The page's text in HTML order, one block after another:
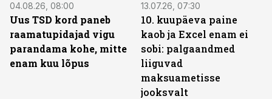
04.08.26, 08:00
Uus TSD kord paneb
raamatupidajad vigu
parandama kohe, mitte
enam kuu lõpus
13.07.26, 07:30
10. kuupäeva paine
kaob ja Excel enam ei
sobi: palgaandmed
liiguvad
maksuametisse
jooksvalt